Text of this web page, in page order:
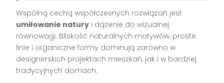
Wspólną cechą współczesnych rozwiązań jest
umiłowanie natury i dążenie do wizualnej
równowagi. Bliskość naturalnych motywów, proste
linie i organiczne formy dominują zarówno w
designerskich projektach mieszkań, jak i w bardziej
tradycyjnych domach.